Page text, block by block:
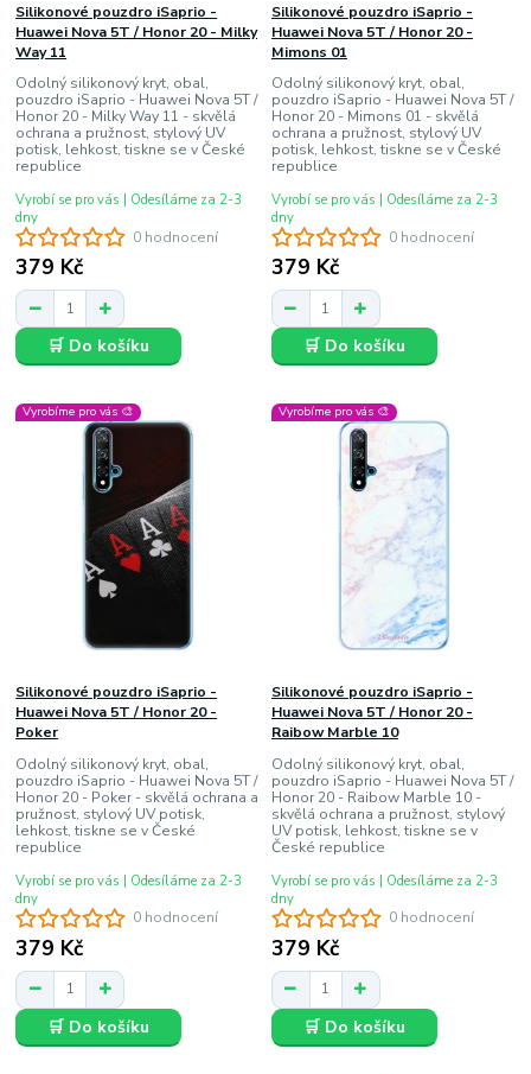
0 hodnocení
Silikonové pouzdro iSaprio -
Huawei Nova 5T / Honor 20 - Milky
Way 11
Odolný silikonový kryt, obal,
pouzdro iSaprio - Huawei Nova 5T /
Honor 20 - Milky Way 11 - skvělá
ochrana a pružnost, stylový UV
potisk, lehkost, tiskne se v České
republice
379 Kč
Vyrobí se pro vás | Odesíláme za 2-3
dny
🛒 Do košíku
0 hodnocení
Silikonové pouzdro iSaprio -
Huawei Nova 5T / Honor 20 -
Mimons 01
Odolný silikonový kryt, obal,
pouzdro iSaprio - Huawei Nova 5T /
Honor 20 - Mimons 01 - skvělá
ochrana a pružnost, stylový UV
potisk, lehkost, tiskne se v České
republice
379 Kč
Vyrobí se pro vás | Odesíláme za 2-3
dny
🛒 Do košíku
Vyrobíme pro vás 🎨
0 hodnocení
Silikonové pouzdro iSaprio -
Huawei Nova 5T / Honor 20 -
Poker
Odolný silikonový kryt, obal,
pouzdro iSaprio - Huawei Nova 5T /
Honor 20 - Poker - skvělá ochrana a
pružnost, stylový UV potisk,
lehkost, tiskne se v České
republice
379 Kč
Vyrobí se pro vás | Odesíláme za 2-3
dny
🛒 Do košíku
Vyrobíme pro vás 🎨
0 hodnocení
Silikonové pouzdro iSaprio -
Huawei Nova 5T / Honor 20 -
Raibow Marble 10
Odolný silikonový kryt, obal,
pouzdro iSaprio - Huawei Nova 5T /
Honor 20 - Raibow Marble 10 -
skvělá ochrana a pružnost, stylový
UV potisk, lehkost, tiskne se v
České republice
379 Kč
Vyrobí se pro vás | Odesíláme za 2-3
dny
🛒 Do košíku